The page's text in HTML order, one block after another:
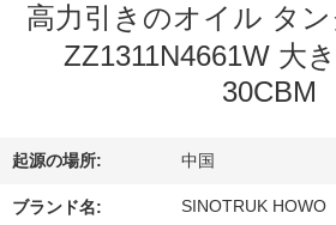
し
に
つ
高力引きのオイル タ
ZZ1311N4661W 大
30CBM
起源の場所: 中国
ブランド名: SINOTRUK HOWO